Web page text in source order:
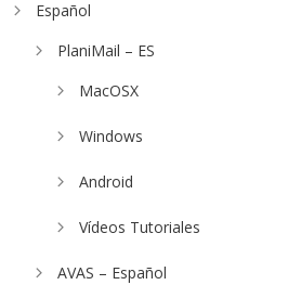
Español
PlaniMail – ES
MacOSX
Windows
Android
Vídeos Tutoriales
AVAS – Español